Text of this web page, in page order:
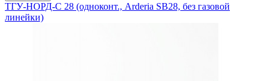
ТГУ-НОРД-С 28 (одноконт., Arderia SB28, без газовой
линейки)